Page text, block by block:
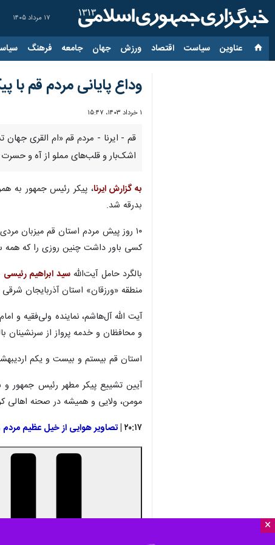
۱۷ مرداد ۱۴۰۵
عناوین‌ سیاست اقتصاد ورزش جهان جامعه فرهنگ
×
وداع پایانی مردم قم
۱ خرداد ۱۴۰۳، ۱۵:۴۷
قم - ایرنا - مردم قم «ام القری
اشک‌بار و قلب‌های مملو از آه و حسرت
به گزارش ایرنا، پیکر رئیس جمهور به
بدرقه شد.
۱۰ روز پیش مردم استان قم میزبان
کسی باور داشت چنین روزی را که همه
بالگرد حامل آیت‌اللهسید ابراهیم رئیسی
منطقه «ورزقان» استان آذربایجان
آیت الله آل‌هاشم، نماینده ولی‌فقیه و
و محافظان و خدمه پرواز از سرنشینان
استان قم بیستم و بیست و یکم اردیبهشت ۱۴۰۳ در قالب سفرهای استانی از آیت الله رئیسی و اعضای کابینه دولت
مومن، ولایی و همیشه در صحنه
۲۰:۱۷ | تصاویر هوایی از خیل عظیم